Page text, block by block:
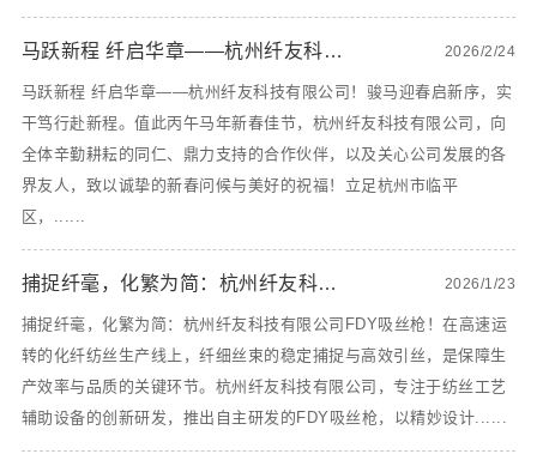
马跃新程 纤启华章——杭州纤友科技有限公司！ 2026/2/24
马跃新程 纤启华章——杭州纤友科技有限公司！骏马迎春启新序，实
干笃行赴新程。值此丙午马年新春佳节，杭州纤友科技有限公司，向
全体辛勤耕耘的同仁、鼎力支持的合作伙伴，以及关心公司发展的各
界友人，致以诚挚的新春问候与美好的祝福！立足杭州市临平
区，......
​捕捉纤毫，化繁为简：杭州纤友科技有限公司FDY吸丝枪！ 2026/1/23
捕捉纤毫，化繁为简：杭州纤友科技有限公司FDY吸丝枪！在高速运
转的化纤纺丝生产线上，纤细丝束的稳定捕捉与高效引丝，是保障生
产效率与品质的关键环节。杭州纤友科技有限公司，专注于纺丝工艺
辅助设备的创新研发，推出自主研发的FDY吸丝枪，以精妙设计......